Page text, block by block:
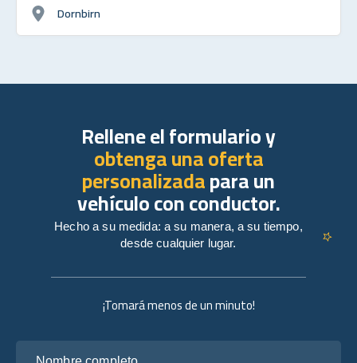
Dornbirn
¡Tomará menos de un minuto!
Rellene el formulario y
obtenga una oferta
personalizadapara un
vehículo con conductor.
Hecho a su medida: a su manera, a su tiempo,
desde cualquier lugar.